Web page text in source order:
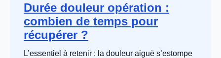
Durée douleur opération :
combien de temps pour
récupérer ?
L’essentiel à retenir : la douleur aiguë s’estompe